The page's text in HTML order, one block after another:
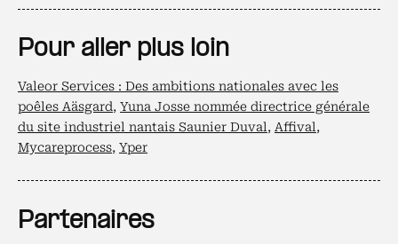
Pour aller plus loin
Valeor Services : Des ambitions nationales avec les
poêles Aäsgard, Yuna Josse nommée directrice générale
du site industriel nantais Saunier Duval, Affival,
Mycareprocess, Yper
Partenaires